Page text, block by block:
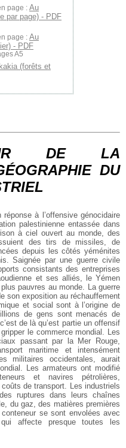
page : Au
par page) - PDF
page : Au
- PDF
A5
(forêts et
DE LA
DU
à l’offensive génocidaire
palestinienne entassée dans
à ciel ouvert au monde, des
des tirs de missiles, de
depuis les côtés yéménites
Saignée par une guerre civile
consistants des entreprises
et ses alliés, le Yémen
pauvres au monde. La guerre
son exposition au réchauffement
et social sont à l’origine de
de gens sont menacés de
de là qu’est partie un offensif
le commerce mondial. Les
passant par la Mer Rouge,
maritime et intensément
militaires occidentales, aurait
Les armateurs ont modifié
et navires pétrolières,
de transport. Les industriels
ruptures dans leurs chaînes
du gaz, des matières premières
se sont envolées avec
affecte presque toutes les